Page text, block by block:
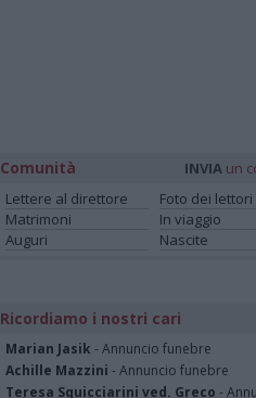
Comunità INVIA un
Lettere al direttore
Foto dei lettori
Matrimoni
In viaggio
Auguri
Nascite
Ricordiamo i nostri cari
Marian Jasik - Annuncio funebre
Achille Mazzini - Annuncio funebre
Teresa Squicciarini ved. Greco -